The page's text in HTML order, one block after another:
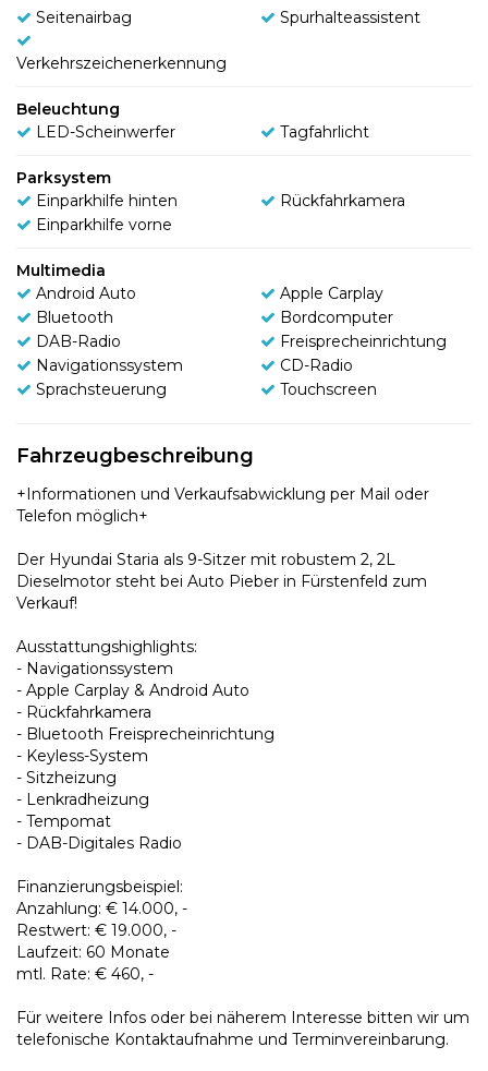
Seitenairbag
Spurhalteassistent
Verkehrszeichenerkennung
Beleuchtung
LED-Scheinwerfer
Tagfahrlicht
Parksystem
Einparkhilfe hinten
Rückfahrkamera
Einparkhilfe vorne
Multimedia
Android Auto
Apple Carplay
Bluetooth
Bordcomputer
DAB-Radio
Freisprecheinrichtung
Navigationssystem
CD-Radio
Sprachsteuerung
Touchscreen
Fahrzeugbeschreibung
+Informationen und Verkaufsabwicklung per Mail oder
Telefon möglich+
Der Hyundai Staria als 9-Sitzer mit robustem 2, 2L
Dieselmotor steht bei Auto Pieber in Fürstenfeld zum
Verkauf!
Ausstattungshighlights:
- Navigationssystem
- Apple Carplay & Android Auto
- Rückfahrkamera
- Bluetooth Freisprecheinrichtung
- Keyless-System
- Sitzheizung
- Lenkradheizung
- Tempomat
- DAB-Digitales Radio
Finanzierungsbeispiel:
Anzahlung: € 14.000, -
Restwert: € 19.000, -
Laufzeit: 60 Monate
mtl. Rate: € 460, -
Für weitere Infos oder bei näherem Interesse bitten wir um
telefonische Kontaktaufnahme und Terminvereinbarung.